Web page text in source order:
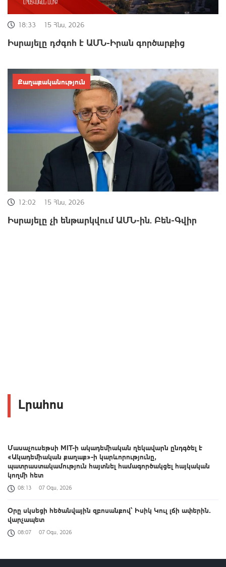
18:33 15 Հնս, 2026
Իսրայելը դժգոհ է ԱՄՆ-Իրան գործարքից
12:02 15 Հնս, 2026
Իսրայելը չի ենթարկվում ԱՄՆ-ին. Բեն-Գվիր
Քաղաքականություն
Լրահոս
Մասաչուսեթսի MIT-ի ակադեմիական ղեկավարն ընդգծել է
«Ակադեմիական քաղաք»-ի կարևորությունը,
պատրաստակամություն հայտնել համագործակցել հայկական
կողմի հետ
08:13 07 Օգս, 2026
Օրը սկսեցի հեծանվային զբոսանքով՝ Իսիկ Կուլ լճի ափերին․
վարչապետ
08:07 07 Օգս, 2026